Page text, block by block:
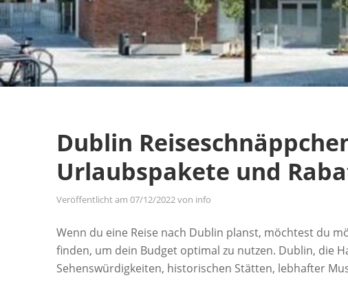
Dublin
Urlaubspakete und
Veröffentlicht am 07/12/2022von info
Wenn du eine Reise nach Dublin planst, möchtest du
finden, um dein Budget optimal zu nutzen. Dublin, die
Sehenswürdigkeiten, historischen Stätten, lebhafter